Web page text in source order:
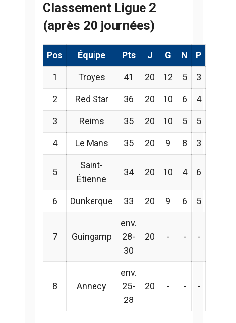
Classement Ligue 2
(après 20 journées)
Pos Équipe Pts J G N P
1 Troyes 41 20 12 5 3
2 Red Star 36 20 10 6 4
3 Reims 35 20 10 5 5
4 Le Mans 35 20 9 8 3
5
Saint-
Étienne
34 20 10 4 6
6 Dunkerque 33 20 9 6 5
7 Guingamp
env.
28-
30
20 - - -
8 Annecy
env.
25-
28
20 - - -